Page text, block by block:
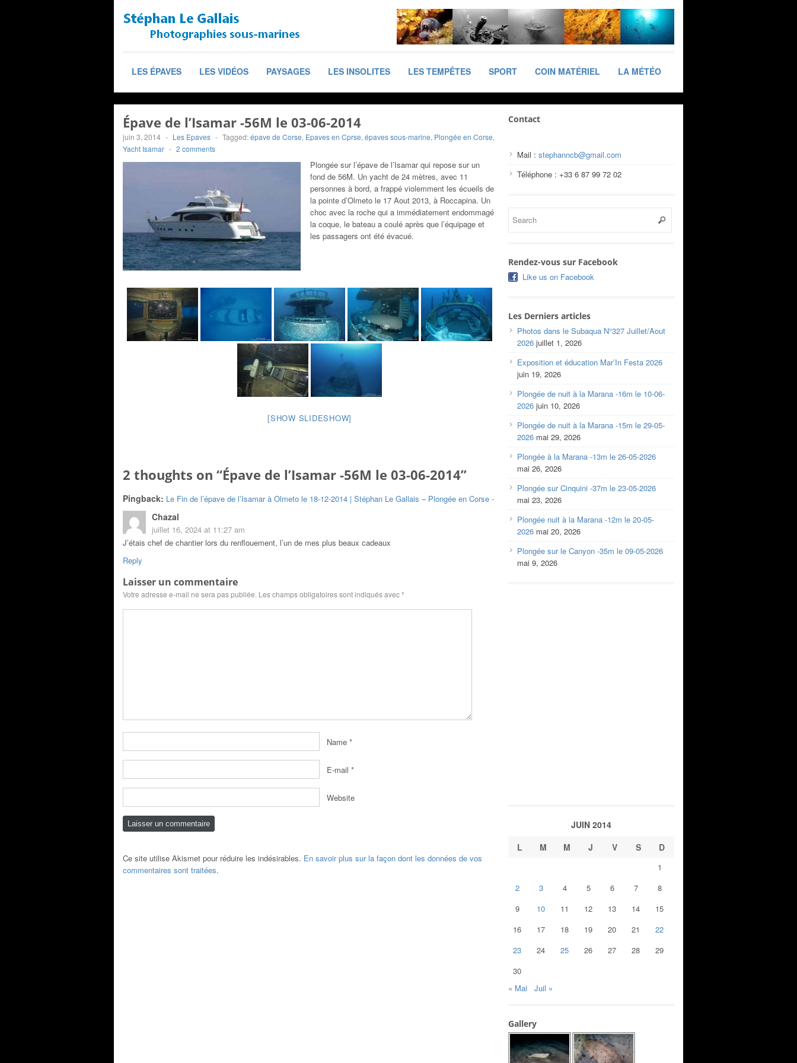
LES ÉPAVES LES VIDÉOS PAYSAGES LES INSOLITES LES TEMPÊTES SPORT COIN MATÉRIEL LA MÉTÉO
Épave de l’Isamar -56M le 03-06-2014
juin 3, 2014 - Les Epaves - Tagged:épave de Corse, Epaves en Cprse, épaves sous-marine, Plongée en Corse,
Yacht Isamar - 2 comments
Plongée sur l’épave de l’Isamar qui repose sur un
fond de 56M. Un yacht de 24 mètres, avec 11
personnes à bord, a frappé violemment les écueils de
la pointe d’Olmeto le 17 Aout 2013, à Roccapina. Un
choc avec la roche qui a immédiatement endommagé
la coque, le bateau a coulé après que l’équipage et
les passagers ont été évacué.
[SHOW SLIDESHOW]
2 thoughts on “Épave de l’Isamar -56M le 03-06-2014”
Pingback: Le Fin de l’épave de l’Isamar à Olmeto le 18-12-2014 | Stéphan Le Gallais – Plongée en Corse -
Chazal
juillet 16, 2024 at 11:27 am
J’étais chef de chantier lors du renflouement, l’un de mes plus beaux cadeaux
Reply
Laisser un commentaire
Votre adresse e-mail ne sera pas publiée. Les champs obligatoires sont indiqués avec*
Name *
E-mail *
Website
Ce site utilise Akismet pour réduire les indésirables. En savoir plus sur la façon dont les données de vos
commentaires sont traitées.
Contact
Mail : stephanncb@gmail.com
Téléphone : +33 6 87 99 72 02
Rendez-vous sur Facebook
Like us on Facebook
Les Derniers articles
Photos dans le Subaqua N°327 Juillet/Aout
2026 juillet 1, 2026
Exposition et éducation Mar’In Festa 2026
juin 19, 2026
Plongée de nuit à la Marana -16m le 10-06-
2026 juin 10, 2026
Plongée de nuit à la Marana -15m le 29-05-
2026 mai 29, 2026
Plongée à la Marana -13m le 26-05-2026
mai 26, 2026
Plongée sur Cinquini -37m le 23-05-2026
mai 23, 2026
Plongée nuit à la Marana -12m le 20-05-
2026 mai 20, 2026
Plongée sur le Canyon -35m le 09-05-2026
mai 9, 2026
JUIN 2014
L
M M J V S D
1
2
3 4 5 6 7
8
9
10 11 12 13 14
15
16
17 18 19 20 21
22
23
24 25 26 27 28
29
30
« Mai
Juil »
Gallery